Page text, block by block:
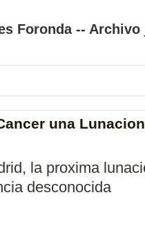
Foronda --
una
la proxima
desconocida